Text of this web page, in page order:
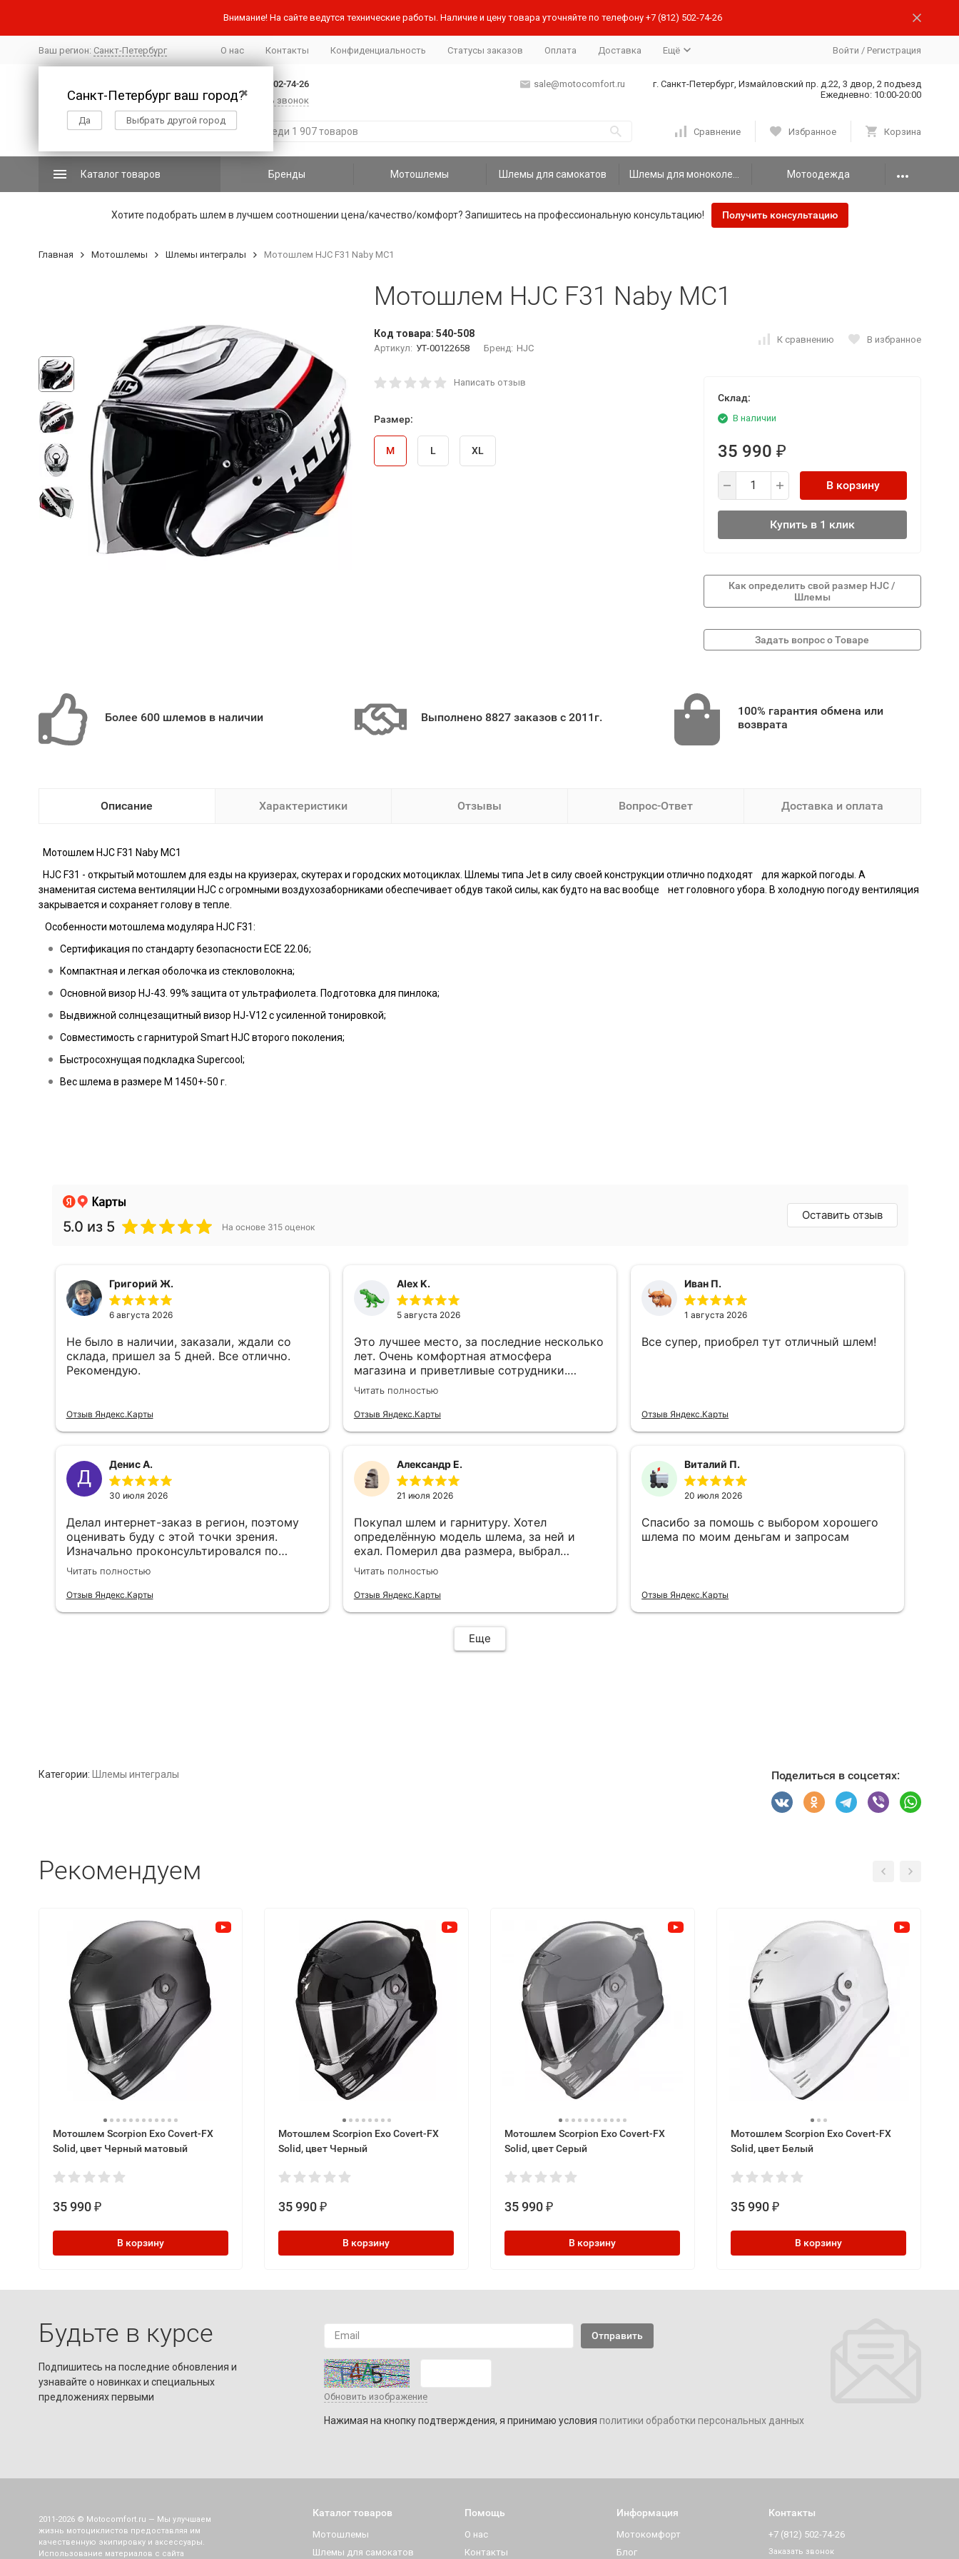
Внимание! На сайте ведутся технические работы. Наличие и цену товара уточняйте по телефону +7 (812) 502-74-26
Ваш регион: Санкт-Петербург
✖
Санкт-Петербург ваш город?
Да Выбрать другой город
О нас Контакты Конфиденциальность Статусы заказов Оплата Доставка Ещё Войти / Регистрация
+7 (812) 502-74-26
Заказать звонок
sale@motocomfort.ru
г. Санкт-Петербург, Измайловский пр. д.22, 3 двор, 2 подъезд
Ежедневно: 10:00-20:00
Сравнение Избранное Корзина
Каталог товаров Бренды Мотошлемы Шлемы для самокатов Мотоодежда
Хотите подобрать шлем в лучшем соотношении цена/качество/комфорт? Запишитесь на профессиональную консультацию! Получить консультацию
Главная Мотошлемы Шлемы интегралы Мотошлем HJC F31 Naby MC1
Мотошлем HJC F31 Naby MC1
Код товара: 540-508
Артикул: УТ-00122658 Бренд: HJC
К сравнению В избранное
Написать отзыв
Размер:
M L XL
Склад:
В наличии
35 990 ₽
В корзину
Купить в 1 клик
Как определить свой размер HJC /
Шлемы
Более 600 шлемов в наличии Выполнено 8827 заказов с 2011г.
100% гарантия обмена или
возврата
Описание Характеристики Отзывы Вопрос-Ответ Доставка и оплата
Мотошлем HJC F31 Naby MC1
HJC F31 - открытый мотошлем для езды на круизерах, скутерах и городских мотоциклах. Шлемы типа Jet в силу своей конструкции отлично подходят для жаркой погоды. А
знаменитая система вентиляции HJC с огромными воздухозаборниками обеспечивает обдув такой силы, как будто на вас вообще нет головного убора. В холодную погоду вентиляция
закрывается и сохраняет голову в тепле.
Особенности мотошлема модуляра HJC F31:
Сертификация по стандарту безопасности ECE 22.06;
Компактная и легкая оболочка из стекловолокна;
Основной визор HJ-43. 99% защита от ультрафиолета. Подготовка для пинлока;
Выдвижной солнцезащитный визор HJ-V12 с усиленной тонировкой;
Совместимость с гарнитурой Smart HJC второго поколения;
Быстросохнущая подкладка Supercool;
Вес шлема в размере M 1450+-50 г.
Категории: Шлемы интегралы Поделиться в соцсетях:
Рекомендуем
Мотошлем Scorpion Exo Covert-FX
Solid, цвет Черный матовый
35 990 ₽
В корзину
Мотошлем Scorpion Exo Covert-FX
Solid, цвет Черный
35 990 ₽
В корзину
Мотошлем Scorpion Exo Covert-FX
Solid, цвет Серый
35 990 ₽
В корзину
Мотошлем Scorpion Exo Covert-FX
Solid, цвет Белый
35 990 ₽
В корзину
Будьте в курсе
Подпишитесь на последние обновления и
узнавайте о новинках и специальных
предложениях первыми
Обновить изображение
Нажимая на кнопку подтверждения, я принимаю условия политики обработки персональных данных
2011-2026 © Motocomfort.ru — Мы улучшаем
жизнь мотоциклистов предоставляя им
качественную экипировку и аксессуары.
Использование материалов с сайта
Каталог товаров
Мотошлемы
Шлемы для самокатов
Помощь
О нас
Контакты
Информация
Мотокомфорт
Блог
Контакты
+7 (812) 502-74-26
Заказать звонок